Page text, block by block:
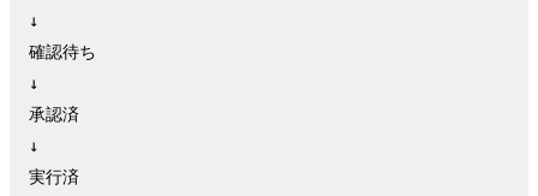
↓
確認待ち
↓
承認済
↓